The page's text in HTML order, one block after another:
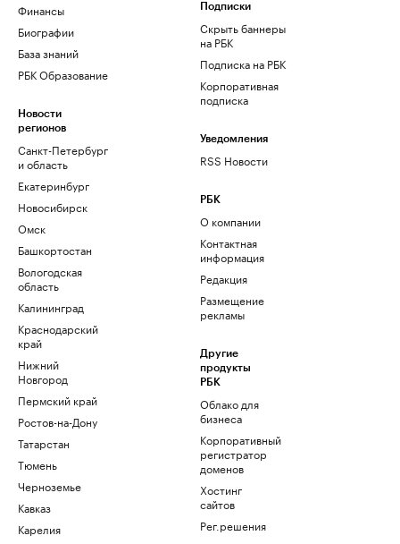
Финансы
Биографии
База знаний
РБК Образование
Новости
регионов
Санкт-Петербург
и область
Екатеринбург
Новосибирск
Омск
Башкортостан
Вологодская
область
Калининград
Краснодарский
край
Нижний
Новгород
Пермский край
Ростов-на-Дону
Татарстан
Тюмень
Черноземье
Кавказ
Карелия
Подписки
Скрыть баннеры
на РБК
Подписка на РБК
Корпоративная
подписка
Уведомления
RSS Новости
РБК
О компании
Контактная
информация
Редакция
Размещение
рекламы
Другие
продукты
РБК
Облако для
бизнеса
Корпоративный
регистратор
доменов
Хостинг
сайтов
Рег.решения